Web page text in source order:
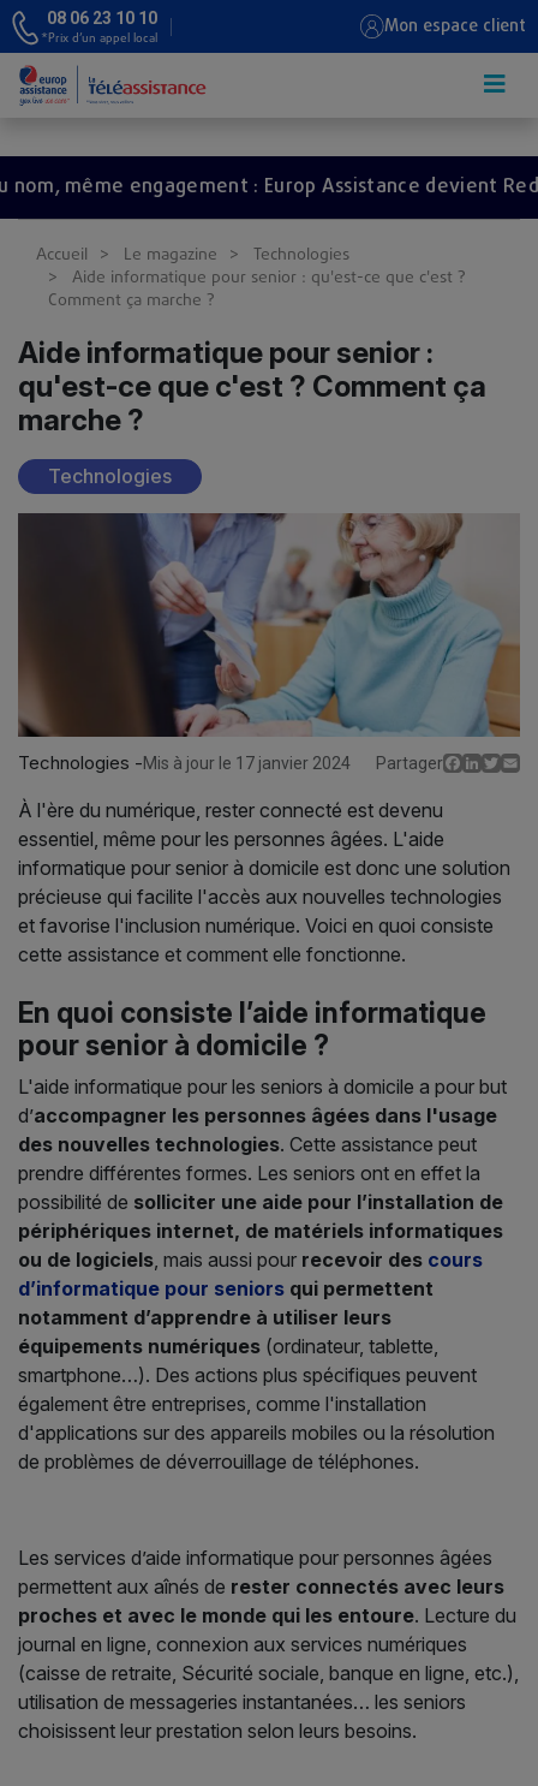
08 06 23 10 10
*Prix d’un appel local Mon espace client
même engagement : Europ Assistance devient Redion.
Accueil Le magazine
Technologies
Aide informatique pour senior : qu'est-ce que c'est ?
Comment ça marche ?
Aide informatique pour senior :
qu'est-ce que c'est ? Comment ça
marche ?
Technologies
Technologies -Mis à jour le 17 janvier 2024 Partager
À l'ère du numérique, rester connecté est devenu
essentiel, même pour les personnes âgées. L'aide
informatique pour senior à domicile est donc une solution
précieuse qui facilite l'accès aux nouvelles technologies
et favorise l'inclusion numérique. Voici en quoi consiste
cette assistance et comment elle fonctionne.
En quoi consiste l’aide informatique
pour senior à domicile ?
L'aide informatique pour les seniors à domicile a pour but
d’accompagner les personnes âgées dans l'usage
des nouvelles technologies. Cette assistance peut
prendre différentes formes. Les seniors ont en effet la
possibilité de solliciter une aide pour l’installation de
périphériques internet, de matériels informatiques
ou de logiciels , mais aussi pour recevoir des cours
d’informatique pour seniors qui permettent
notamment d’apprendre à utiliser leurs
équipements numériques (ordinateur, tablette,
smartphone…). Des actions plus spécifiques peuvent
également être entreprises, comme l'installation
d'applications sur des appareils mobiles ou la résolution
de problèmes de déverrouillage de téléphones.
Les services d’aide informatique pour personnes âgées
permettent aux aînés de rester connectés avec leurs
proches et avec le monde qui les entoure. Lecture du
journal en ligne, connexion aux services numériques
(caisse de retraite, Sécurité sociale, banque en ligne, etc.),
utilisation de messageries instantanées… les seniors
choisissent leur prestation selon leurs besoins.